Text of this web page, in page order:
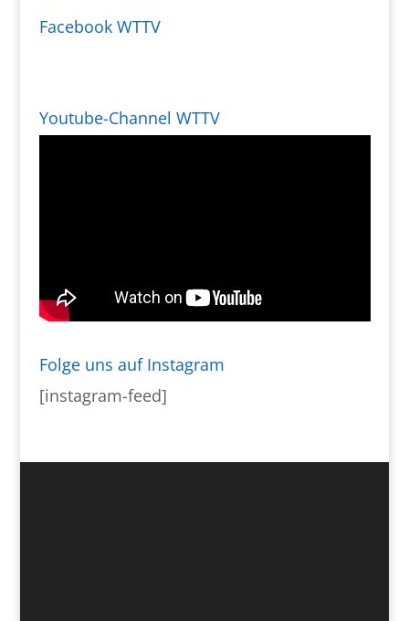
Facebook WTTV
Youtube-Channel WTTV
Folge uns auf Instagram
[instagram-feed]